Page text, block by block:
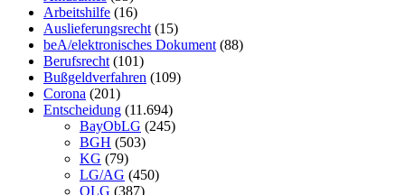
Arbeitshilfe (16)
Auslieferungsrecht (15)
beA/elektronisches Dokument (88)
Berufsrecht (101)
Bußgeldverfahren (109)
Corona (201)
Entscheidung (11.694)
BayObLG (245)
BGH (503)
KG (79)
LG/AG (450)
OLG (387)